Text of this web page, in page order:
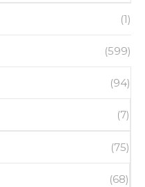
(1)
(599)
(94)
(7)
(75)
(68)